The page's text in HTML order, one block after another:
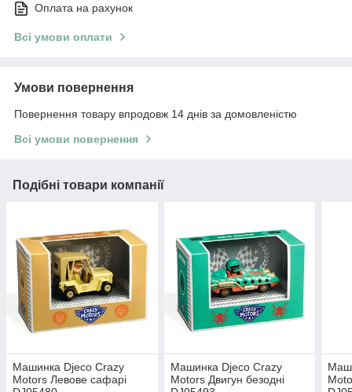
Оплата на рахунок
Всі умови оплати
Умови повернення
Повернення товару впродовж 14 днів за домовленістю
Всі умови повернення
Подібні товари компанії
Машинка Djeco Crazy
Motors Левове сафарі
Машинка Djeco Crazy
Motors Двигун безодні